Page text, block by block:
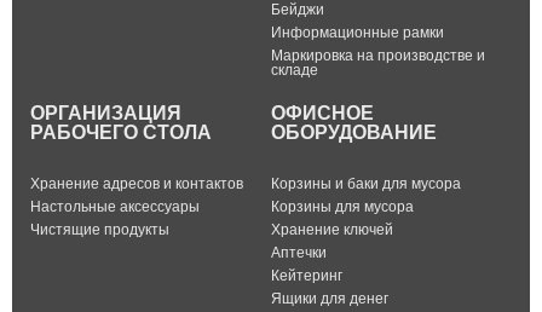
Бейджи
Информационные рамки
Маркировка на производстве и
складе
ОРГАНИЗАЦИЯ
РАБОЧЕГО СТОЛА
Хранение адресов и контактов
Настольные аксессуары
Чистящие продукты
ОФИСНОЕ
ОБОРУДОВАНИЕ
Корзины и баки для мусора
Корзины для мусора
Хранение ключей
Аптечки
Кейтеринг
Ящики для денег